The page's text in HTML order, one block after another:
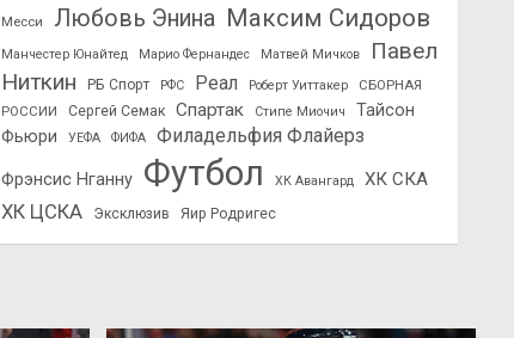
Месси
Любовь Энина Максим Сидоров
Манчестер Юнайтед Марио Фернандес Матвей Мичков
Павел
Ниткин
РБ Спорт РФС Реал Роберт Уиттакер
СБОРНАЯ
РОССИИ
Сергей Семак Спартак Стипе Миочич
Тайсон
Фьюри
УЕФА ФИФА Филадельфия Флайерз
Фрэнсис Нганну Футбол ХК Авангард ХК СКА
ХК ЦСКА Эксклюзив Яир Родригес